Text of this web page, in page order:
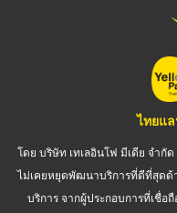
ไทยแล
โดย บริษัท เทเลอินโฟ มีเดีย จำกั
ไม่เคยหยุดพัฒนาบริการที่ดีที่สุดด้
บริการ จากผู้ประกอบการที่เชื่อ